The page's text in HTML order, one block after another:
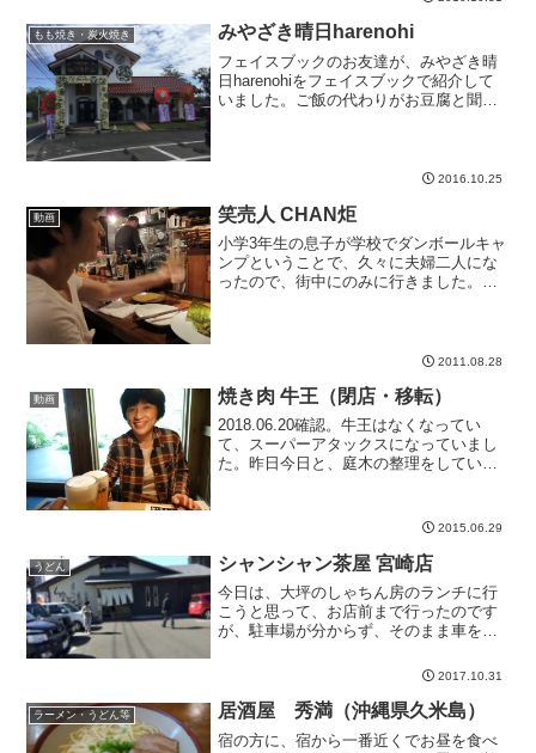
もも焼き・炭火焼き みやざき晴日harenohi
フェイスブックのお友達が、みやざき晴
日harenohiをフェイスブックで紹介して
いました。ご飯の代わりがお豆腐と聞い
2016.10.25
動画 笑売人 CHAN炬
小学3年生の息子が学校でダンボールキャ
ンプということで、久々に夫婦二人にな
ったので、街中にのみに行きました。こ
2011.08.28
動画 焼き肉 牛王（閉店・移転）
2018.06.20確認。牛王はなくなってい
て、スーパーアタックスになっていまし
た。昨日今日と、庭木の整理をしてい
きたので、はじめて牛王にやってきまし
2015.06.29
うどん シャンシャン茶屋 宮崎店
今日は、大坪のしゃちん房のランチに行
こうと思って、お店前まで行ったのです
が、駐車場が分からず、そのまま車を運
を発見。たぶん、最近できたお店ですよ
昼時広い店内は、ほぼ満員...
2017.10.31
ラーメン・うどん等 居酒屋 秀満（沖縄県久米島）
宿の方に、宿から一番近くでお昼を食べ